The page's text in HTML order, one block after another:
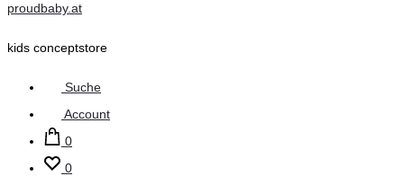
proudbaby.at
kids conceptstore
Suche
Account
0
0